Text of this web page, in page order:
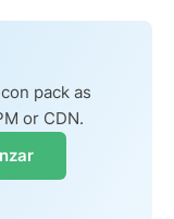
pack as
or CDN.